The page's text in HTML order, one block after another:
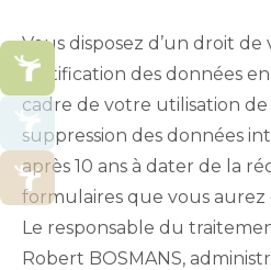
Vous disposez d’un droit
rectification des données
cadre de votre utilisation
suppression des données
après 10 ans à dater de la
formulaires que vous aurez
Le responsable du
Robert BOSMANS,